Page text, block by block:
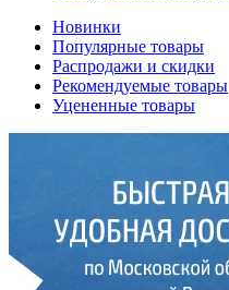
Новинки
Популярные товары
Распродажи и скидки
Рекомендуемые товары
Уцененные товары